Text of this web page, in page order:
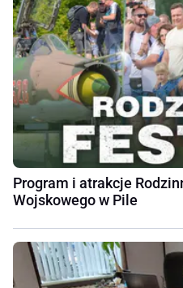
Program i atrakcje
Wojskowego w Pile